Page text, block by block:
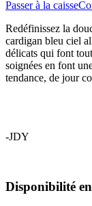
Passer à la caisse
Redéfinissez la
cardigan bleu ciel
délicats qui font
soignées en font
tendance, de jour
-JDY
Disponibilité